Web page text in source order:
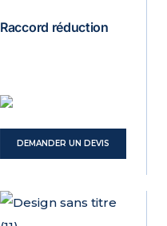
Raccord réduction
DEMANDER UN DEVIS